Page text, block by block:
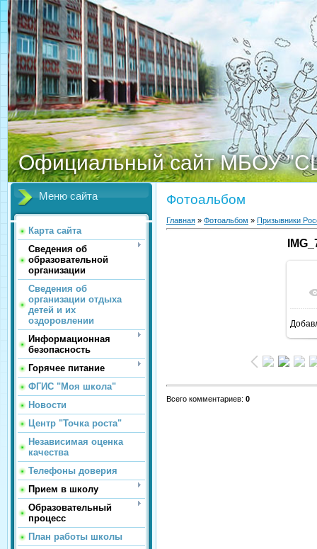
Официальный сайт МБОУ
Меню сайта
Карта сайта
Сведения об
образовательной
организации
Сведения об
организации отдыха
детей и их
оздоровлении
Информационная
безопасность
Горячее питание
ФГИС "Моя школа"
Новости
Центр "Точка роста"
Независимая оценка
качества
Телефоны доверия
Прием в школу
Образовательный
процесс
План работы школы
Фотоальбом
Главная » Фотоальбом » Призывники
Всего комментариев: 0